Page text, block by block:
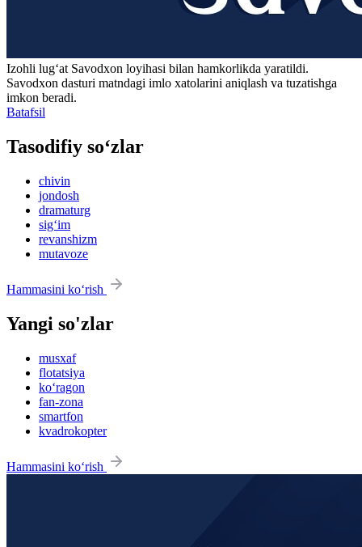
Izohli lugʻat Savodxon loyihasi bilan hamkorlikda yaratildi.
Savodxon dasturi matndagi imlo xatolarini aniqlash va tuzatishga
imkon beradi.
Batafsil
Tasodifiy so‘zlar
chivin
jondosh
dramaturg
sig‘im
revanshizm
mutavoze
Hammasini ko‘rish
Yangi so'zlar
musxaf
flotatsiya
ko‘ragon
fan-zona
smartfon
kvadrokopter
Hammasini ko‘rish